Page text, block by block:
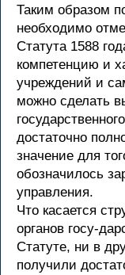
Таким образом
необходимо
Статута 1588
компетенцию и
учреждений и
можно сделать
достаточно
значение для
обозначилось
управления.
Что касается
органов госу-
Статуте, ни в
получили